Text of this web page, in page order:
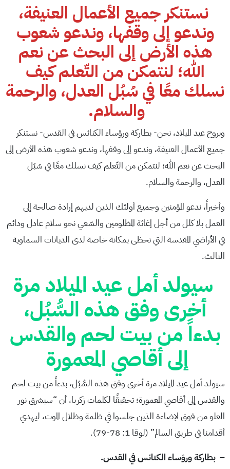
نستنكر جميع الأعمال العنيفة،
وندعو إلى وقفها، وندعو شعوب
هذه الأرض إلى البحث عن نعم
الله؛ لنتمكن من التّعلم كيف
نسلك معًا في سُبُل العدل، والرحمة
والسلام.
وبروح عيد الميلاد، نحن- بطاركة ورؤساء الكنائس في القدس- نستنكر
جميع الأعمال العنيفة، وندعو إلى وقفها، وندعو شعوب هذه الأرض إلى
البحث عن نعم الله؛ لنتمكن من التّعلم كيف نسلك معًا في سُبُل
العدل، والرحمة والسلام.
وأخيراً، ندعو المؤمنين وجميع أولئك الذين لديهم إرادة صالحة إلى
العمل بلا كلل من أجل إغاثة المظلومين والسّعي نحو سلام عادل ودائم
في الأراضي المقدسة التي تحظى بمكانة خاصة لدى الديانات السماوية
الثالث.
سيولد أمل عيد الميلاد مرة
أخرى وفق هذه السُّبُل،
بدءاً من بيت لحم والقدس
إلى أقاصي المعمورة
سيولد أمل عيد الميلاد مرة أخرى وفق هذه السُّبُل، بدءاً من بيت لحم
والقدس إلى أقاصي المعمورة؛ تحقيقًا لكلمات زكريا، أن “سيشرق نور
العلو من فوق لإضاءة الذين جلسوا في ظلمة وظلال الموت، ليهدي
أقدامنا في طريق السالم” (لوقا 1: 78-79).
– بطاركة ورؤساء الكنائس في القدس.